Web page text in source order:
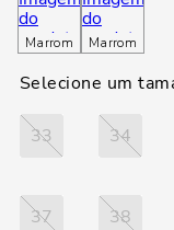
Marrom Marrom
33 34
37 38